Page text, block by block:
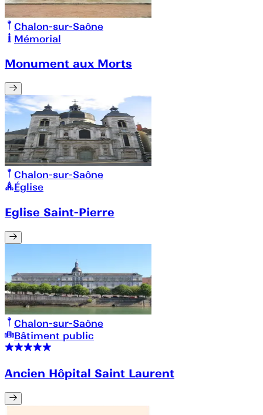
Chalon-sur-Saône
Mémorial
Monument aux Morts
Chalon-sur-Saône
Église
Eglise Saint-Pierre
Chalon-sur-Saône
Bâtiment public
Ancien Hôpital Saint Laurent